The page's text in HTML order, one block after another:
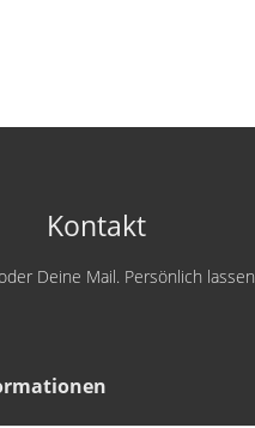
Kontakt
Deine Mail. Persönlich